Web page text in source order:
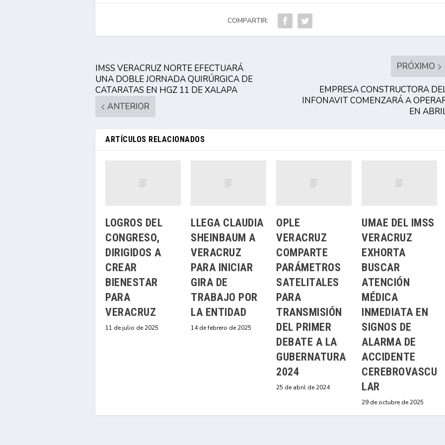
COMPARTIR:
IMSS VERACRUZ NORTE EFECTUARÁ
UNA DOBLE JORNADA QUIRÚRGICA DE
CATARATAS EN HGZ 11 DE XALAPA
ANTERIOR
PRÓXIMO
EMPRESA CONSTRUCTORA
INFONAVIT COMENZARÁ A
EN
ARTÍCULOS RELACIONADOS
LOGROS DEL
CONGRESO,
DIRIGIDOS A
CREAR
BIENESTAR
PARA
VERACRUZ
11 de julio de 2025
LLEGA CLAUDIA
SHEINBAUM A
VERACRUZ
PARA INICIAR
GIRA DE
TRABAJO POR
LA ENTIDAD
14 de febrero de 2025
OPLE
VERACRUZ
COMPARTE
PARÁMETROS
SATELITALES
PARA
TRANSMISIÓN
DEL PRIMER
DEBATE A LA
GUBERNATURA
2024
25 de abril de 2024
UMAE DEL IMSS
VERACRUZ
EXHORTA
BUSCAR
ATENCIÓN
MÉDICA
INMEDIATA EN
SIGNOS DE
ALARMA DE
ACCIDENTE
CEREBROVASCU
LAR
29 de octubre de 2025